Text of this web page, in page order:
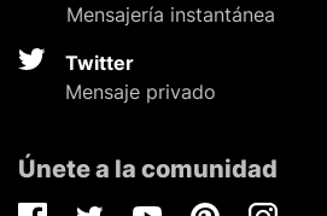
Mensajería instantánea
Twitter
Mensaje privado
Únete a la comunidad